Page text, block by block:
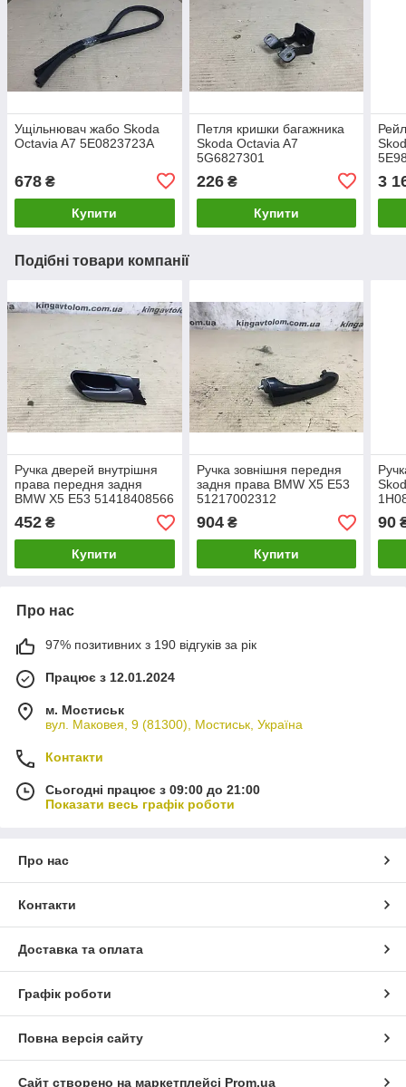
Ущільнювач жабо Skoda
Octavia A7 5E0823723A
678 ₴
Купити
Петля кришки багажника
Skoda Octavia A7
5G6827301
226₴
Купити
3
Подібні товари компанії
Ручка дверей внутрішня
права передня задня
BMW X5 E53 51418408566
452 ₴
Купити
Ручка зовнішня передня
задня права BMW X5 E53
51217002312
904₴
Купити
90
Про нас
97% позитивних з 190 відгуків за рік
Працює з 12.01.2024
м. Мостиськ
вул. Маковея, 9 (81300), Мостиськ, Україна
Контакти
Сьогодні працює з 09:00 до 21:00
Показати весь графік роботи
Про нас
Контакти
Доставка та оплата
Графік роботи
Повна версія сайту
Сайт створено на маркетплейсі Prom.ua